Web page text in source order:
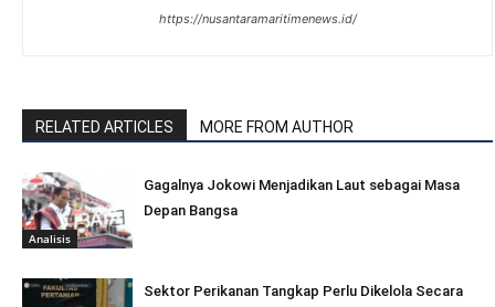
https://nusantaramaritimenews.id/
RELATED ARTICLES MORE FROM AUTHOR
Analisis
Gagalnya Jokowi Menjadikan Laut sebagai Masa
Depan Bangsa
Sektor Perikanan Tangkap Perlu Dikelola Secara